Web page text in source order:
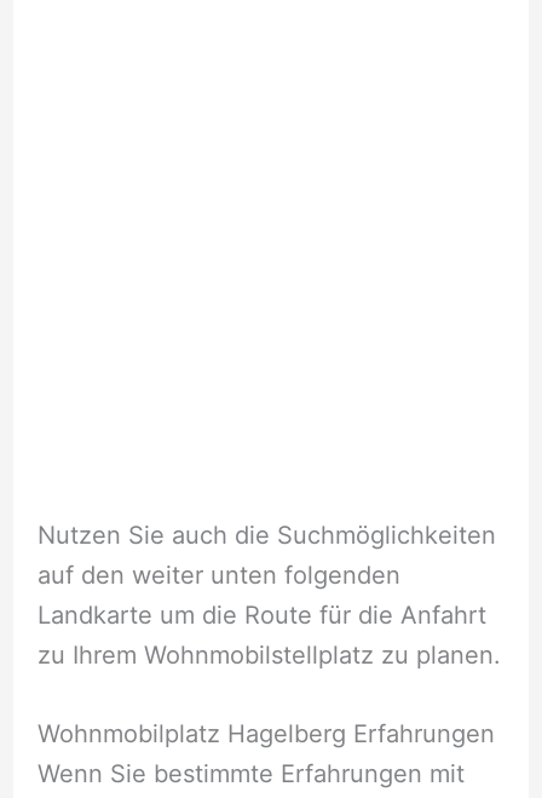
Nutzen Sie auch die Suchmöglichkeiten
auf den weiter unten folgenden
Landkarte um die Route für die Anfahrt
zu Ihrem Wohnmobilstellplatz zu planen.
Wohnmobilplatz Hagelberg Erfahrungen
Wenn Sie bestimmte Erfahrungen mit